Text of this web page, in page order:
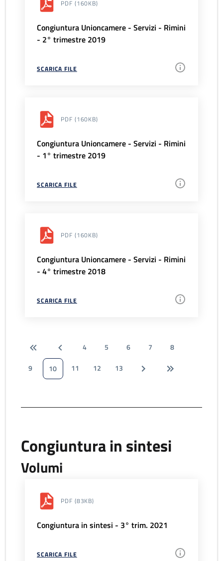
PDF (160KB)
Congiuntura Unioncamere - Servizi - Rimini
- 2° trimestre 2019
SCARICA FILE
PDF (160KB)
Congiuntura Unioncamere - Servizi - Rimini
- 1° trimestre 2019
SCARICA FILE
PDF (160KB)
Congiuntura Unioncamere - Servizi - Rimini
- 4° trimestre 2018
SCARICA FILE
4 5 6 7
8
9
10 11 12 13
Congiuntura in sintesi
Volumi
PDF (83KB)
Congiuntura in sintesi - 3° trim. 2021
SCARICA FILE